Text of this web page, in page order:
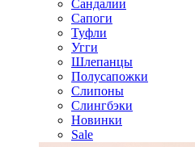
Сандалии
Сапоги
Туфли
Угги
Шлепанцы
Полусапожки
Слипоны
Слингбэки
Новинки
Sale